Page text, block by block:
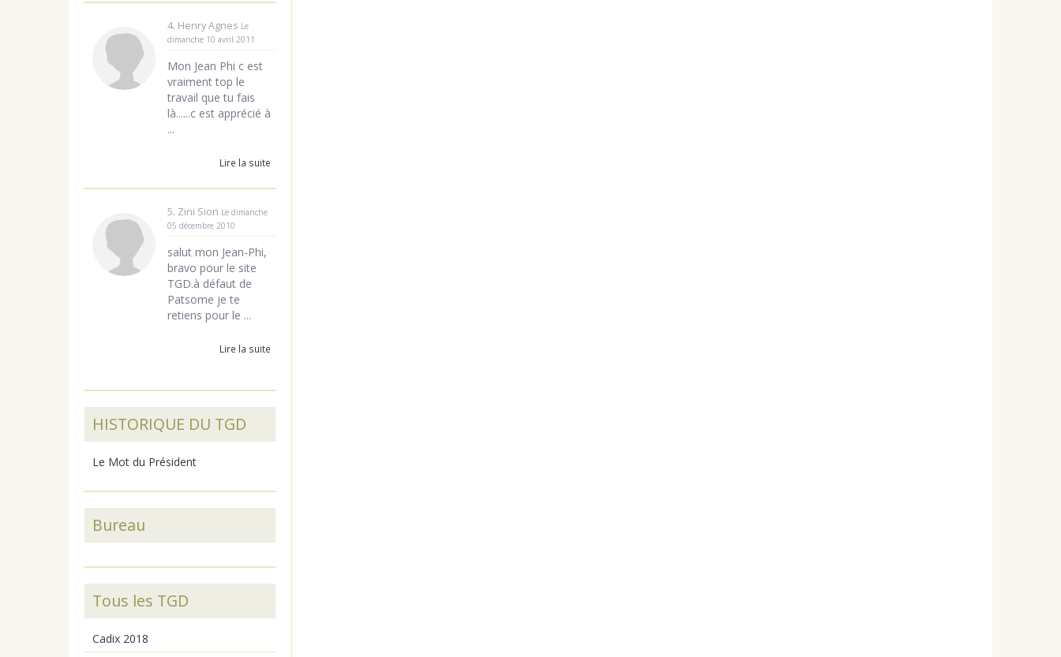
4. Henry Agnes Le
dimanche 10 avril 2011
Mon Jean Phi c est
vraiment top le
travail que tu fais
là......c est apprécié à
...
Lire la suite
5. Zini Sion Le dimanche
05 décembre 2010
salut mon Jean-Phi,
bravo pour le site
TGD.à défaut de
Patsome je te
retiens pour le ...
Lire la suite
HISTORIQUE DU TGD
Le Mot du Président
Bureau
Tous les TGD
Cadix 2018